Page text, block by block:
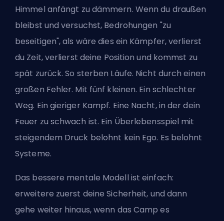
Himmel anfängt zu dämmern. Wenn du draußen
bleibst und versuchst, Bedrohungen "zu
beseitigen", als wäre dies ein Kämpfer, verlierst
du Zeit, verlierst deine Position und kommst zu
spät zurück. So sterben Läufe. Nicht durch einen
großen Fehler. Mit fünf kleinen. Ein schlechter
Weg. Ein gieriger Kampf. Eine Nacht, in der dein
Feuer zu schwach ist. Ein Überlebensspiel mit
steigendem Druck belohnt kein Ego. Es belohnt
Systeme.
Das bessere mentale Modell ist einfach:
erweitere zuerst deine Sicherheit, und dann
gehe weiter hinaus, wenn das Camp es